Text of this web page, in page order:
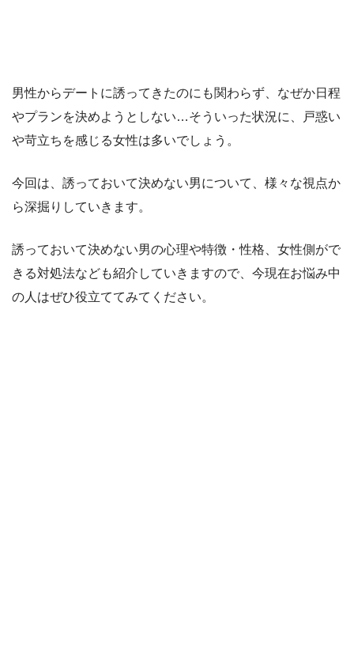
男性からデートに誘ってきたのにも関わらず、なぜか日程
やプランを決めようとしない…そういった状況に、戸惑い
や苛立ちを感じる女性は多いでしょう。
今回は、誘っておいて決めない男について、様々な視点か
ら深掘りしていきます。
誘っておいて決めない男の心理や特徴・性格、女性側がで
きる対処法なども紹介していきますので、今現在お悩み中
の人はぜひ役立ててみてください。